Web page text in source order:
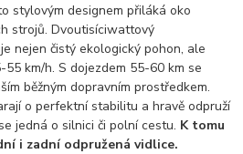
stylovým designem přiláká oko
strojů. Dvoutisíciwattový
nejen čistý ekologický pohon, ale
km/h. S dojezdem 55-60 km se
běžným dopravním prostředkem.
o perfektní stabilitu a hravě odpruží
jedná o silnici či polní cestu. K tomu
i zadní odpružená vidlice.